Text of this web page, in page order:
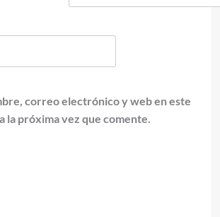
correo electrónico y web en este
la próxima vez que comente.